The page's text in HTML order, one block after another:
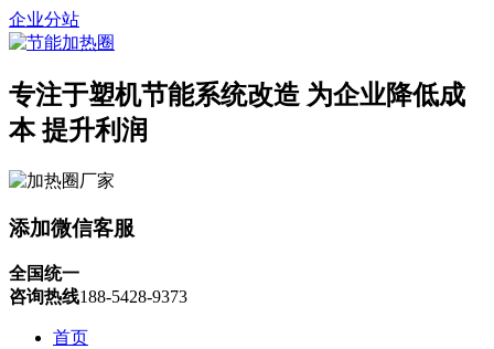
企业分站
专注于塑机节能系统改造 为企业降低成
本 提升利润
添加微信客服
全国统一
咨询热线188-5428-9373
首页